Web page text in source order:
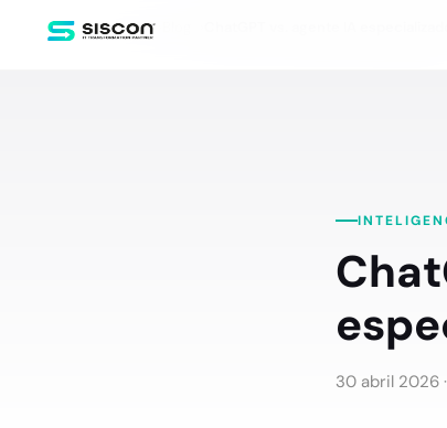
Inicio
30 abril 2026